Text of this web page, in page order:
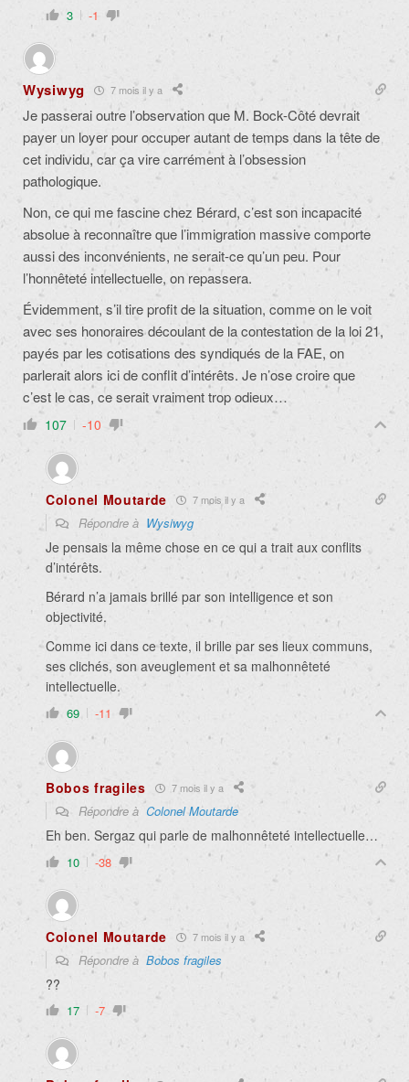
3 -1
Wysiwyg 7 mois il y a
Je passerai outre l’observation que M. Bock-Côté devrait
payer un loyer pour occuper autant de temps dans la tête de
cet individu, car ça vire carrément à l’obsession
pathologique.
Non, ce qui me fascine chez Bérard, c’est son incapacité
absolue à reconnaître que l’immigration massive comporte
aussi des inconvénients, ne serait-ce qu’un peu. Pour
l’honnêteté intellectuelle, on repassera.
Évidemment, s’il tire profit de la situation, comme on le voit
avec ses honoraires découlant de la contestation de la loi 21,
payés par les cotisations des syndiqués de la FAE, on
parlerait alors ici de conflit d’intérêts. Je n’ose croire que
c’est le cas, ce serait vraiment trop odieux…
107 -10
Colonel Moutarde 7 mois il y a
Répondre à Wysiwyg
Je pensais la même chose en ce qui a trait aux conflits
d’intérêts.
Bérard n’a jamais brillé par son intelligence et son
objectivité.
Comme ici dans ce texte, il brille par ses lieux communs,
ses clichés, son aveuglement et sa malhonnêteté
intellectuelle.
69 -11
Bobos fragiles 7 mois il y a
Répondre à Colonel Moutarde
Eh ben. Sergaz qui parle de malhonnêteté intellectuelle…
10 -38
Colonel Moutarde 7 mois il y a
Répondre à Bobos fragiles
??
17 -7